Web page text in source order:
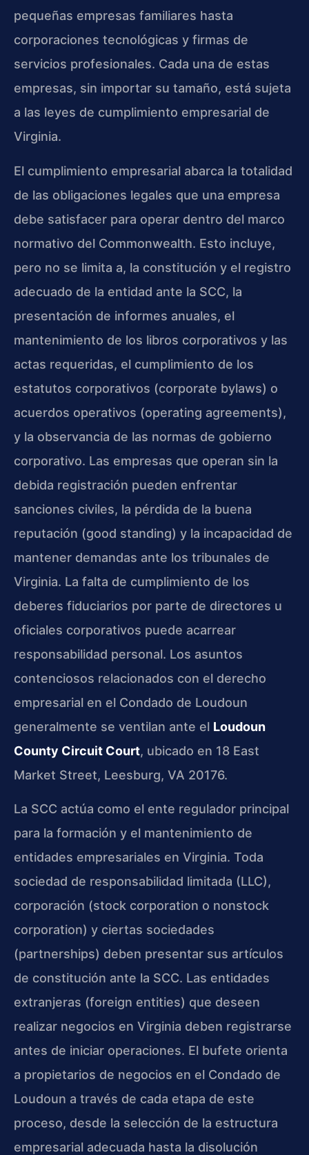
pequeñas empresas familiares hasta
corporaciones tecnológicas y firmas de
servicios profesionales. Cada una de estas
empresas, sin importar su tamaño, está sujeta
a las leyes de cumplimiento empresarial de
Virginia.
El cumplimiento empresarial abarca la totalidad
de las obligaciones legales que una empresa
debe satisfacer para operar dentro del marco
normativo del Commonwealth. Esto incluye,
pero no se limita a, la constitución y el registro
adecuado de la entidad ante la SCC, la
presentación de informes anuales, el
mantenimiento de los libros corporativos y las
actas requeridas, el cumplimiento de los
estatutos corporativos (corporate bylaws) o
acuerdos operativos (operating agreements),
y la observancia de las normas de gobierno
corporativo. Las empresas que operan sin la
debida registración pueden enfrentar
sanciones civiles, la pérdida de la buena
reputación (good standing) y la incapacidad de
mantener demandas ante los tribunales de
Virginia. La falta de cumplimiento de los
deberes fiduciarios por parte de directores u
oficiales corporativos puede acarrear
responsabilidad personal. Los asuntos
contenciosos relacionados con el derecho
empresarial en el Condado de Loudoun
generalmente se ventilan ante el Loudoun
County Circuit Court, ubicado en 18 East
Market Street, Leesburg, VA 20176.
La SCC actúa como el ente regulador principal
para la formación y el mantenimiento de
entidades empresariales en Virginia. Toda
sociedad de responsabilidad limitada (LLC),
corporación (stock corporation o nonstock
corporation) y ciertas sociedades
(partnerships) deben presentar sus artículos
de constitución ante la SCC. Las entidades
extranjeras (foreign entities) que deseen
realizar negocios en Virginia deben registrarse
antes de iniciar operaciones. El bufete orienta
a propietarios de negocios en el Condado de
Loudoun a través de cada etapa de este
proceso, desde la selección de la estructura
empresarial adecuada hasta la disolución